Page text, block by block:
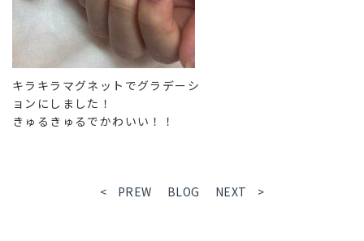
キラキラマグネットでグラデーシ
ョンにしました！
きゅるきゅるでかわいい！！
< PREW BLOG NEXT >